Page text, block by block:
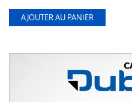
AJOUTER AU PANIER